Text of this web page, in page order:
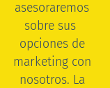
asesoraremos
sobre sus
opciones de
marketing con
nosotros. La